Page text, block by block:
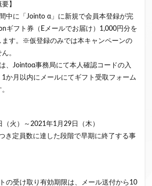
】
中に「Jointo α」に新規で会員本登録が完
ギフト券（Eメールでお届け）1,000円分を
ます。※仮登録のみでは本キャンペーンの
。
、Jointoα事務局にて本人確認コードの入
か月以内にメールにてギフト受取フォーム
火）～2021年1月29日（木）
き定員数に達した段階で早期に終了する事
の受け取り有効期限は、メール送付から10